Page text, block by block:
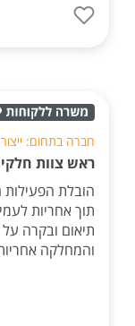
חברה בתחום:
ראש צוות
הובלת
תוך אחריות
תיאום ובקרה
והמחלקה